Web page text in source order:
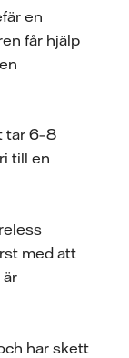
en
får hjälp
tar 6–8
till en
med att
är
har skett